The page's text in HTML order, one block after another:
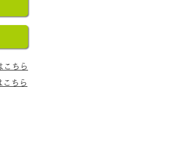
こちら
こちら